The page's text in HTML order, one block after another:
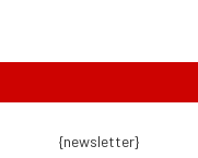
{newsletter}